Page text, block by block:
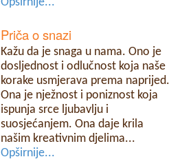
Opširnije...
Priča o snazi
Kažu da je snaga u nama. Ono je
dosljednost i odlučnost koja naše
korake usmjerava prema naprijed.
Ona je nježnost i poniznost koja
ispunja srce ljubavlju i
suosjećanjem. Ona daje krila
našim kreativnim djelima...
Opširnije...